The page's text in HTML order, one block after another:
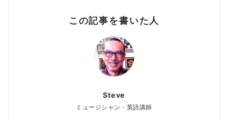
この記事を書いた人
Steve
ミュージシャン・英語講師